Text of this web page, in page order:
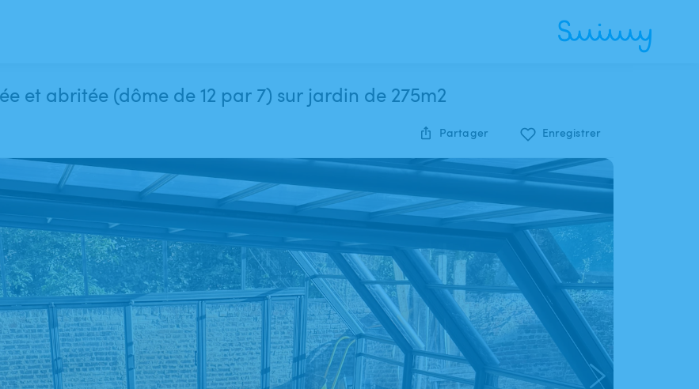
et abritée (dôme de 12 par 7) sur jardin de 275m2
Partager Enregistrer